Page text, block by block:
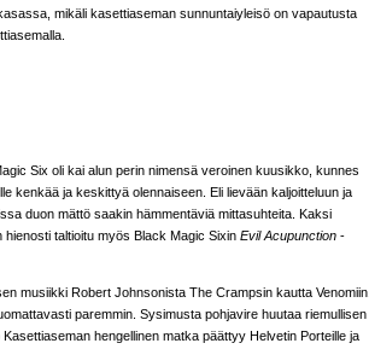
mikäli kasettiaseman sunnuntaiyleisö on vapautusta
Six oli kai alun perin nimensä veroinen kuusikko, kunnes
kenkää ja keskittyä olennaiseen. Eli lievään kaljoitteluun ja
duon mättö saakin hämmentäviä mittasuhteita. Kaksi
taltioitu myös Black Magic Sixin Evil Acupunction -
musiikki Robert Johnsonista The Crampsin kautta Venomiin.
paremmin. Sysimusta pohjavire huutaa riemullisen
hengellinen matka päättyy Helvetin Porteille ja